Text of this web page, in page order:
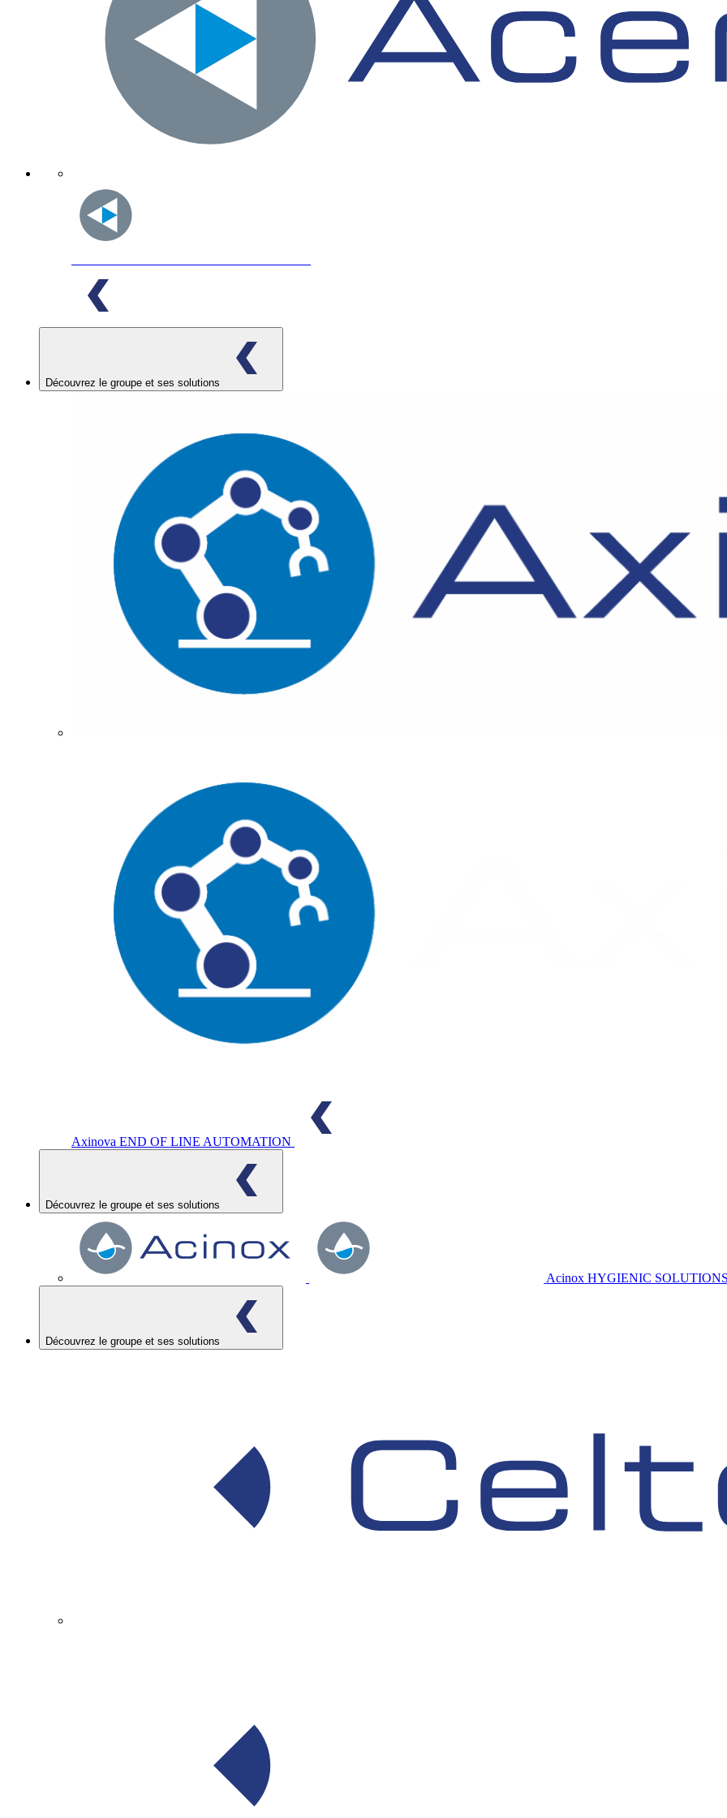
Découvrez le groupe et ses solutions
Axinova END OF LINE AUTOMATION
Découvrez le groupe et ses solutions
Acinox HYGIENIC
Découvrez le groupe et ses solutions